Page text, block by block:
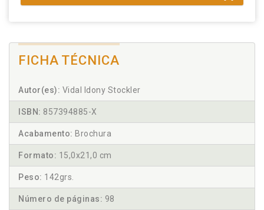
FICHA TÉCNICA
Autor(es): Vidal Idony Stockler
ISBN: 857394885-X
Acabamento: Brochura
Formato: 15,0x21,0 cm
Peso: 142grs.
Número de páginas: 98